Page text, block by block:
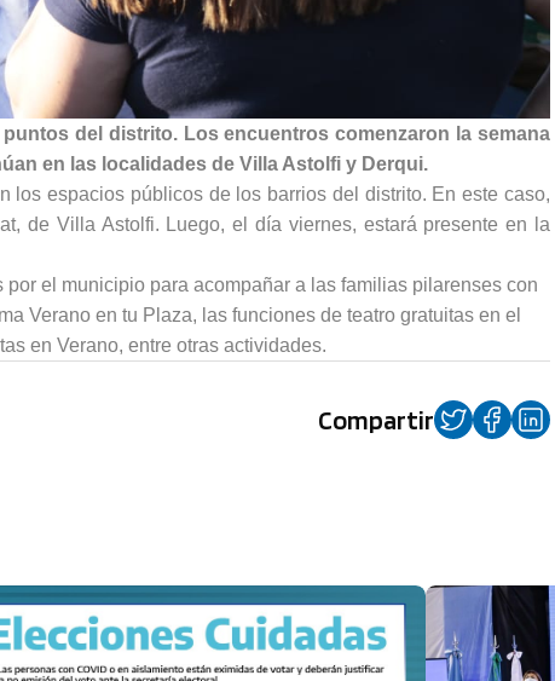
del distrito. Los encuentros comenzaron la semana
en las localidades de Villa Astolfi y Derqui.
los espacios públicos de los barrios del distrito. En este caso,
de Villa Astolfi. Luego, el día viernes, estará presente en la
el municipio para acompañar a las familias pilarenses con
Verano en tu Plaza, las funciones de teatro gratuitas en el
en Verano, entre otras actividades.
Compartir